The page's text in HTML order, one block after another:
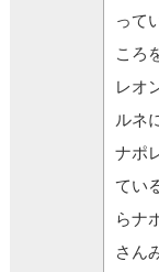
って
ころ
レオ
ルネ
ナポ
てい
らナ
さん